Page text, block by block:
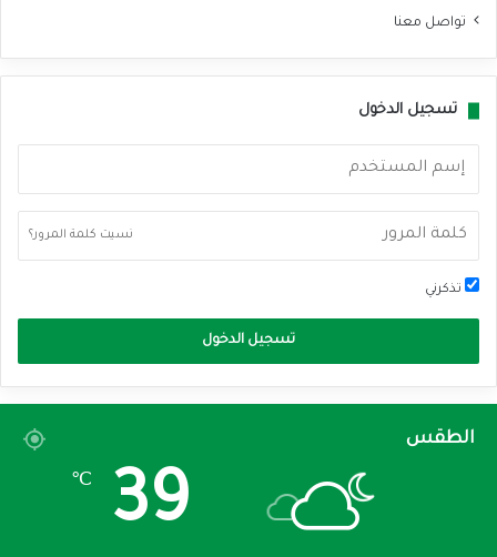
تواصل معنا
تسجيل الدخول
نسيت كلمة المرور؟
تذكرني
تسجيل الدخول
الطقس
39
℃